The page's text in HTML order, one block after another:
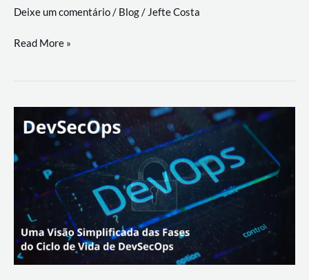
a
workflows
Deixe um comentário/ Blog/ Jefte Costa
teste
palyer
Lance
Rural
Read More »